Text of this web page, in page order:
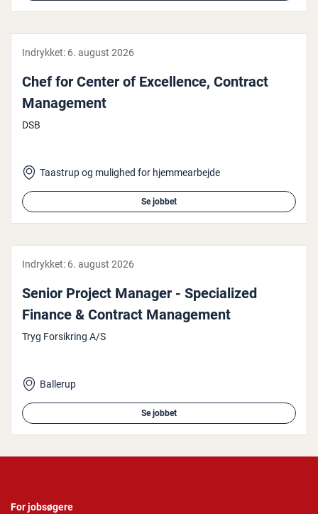
Indrykket: 6. august 2026
Chef for Center of Ex­cel­len­ce, Contract
Ma­na­ge­ment
DSB
Taastrup og mulighed for hjemmearbejde
Se jobbet
Indrykket: 6. august 2026
Senior Project Manager - Spe­ci­a­lized
Finance & Contract Ma­na­ge­ment
Tryg Forsikring A/S
Ballerup
Se jobbet
For jobsøgere